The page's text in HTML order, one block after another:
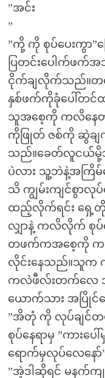
”အင်း
”
”ကို့ ကို စုပ်ပေးကွာ
ပြတင်းပေါက်ဖ
ငိုက်ချလိုက်သည်။တစ
နှစ်ဖက်ကိုခုံပေါ်တင်
သူအစေ့ကို ကလိနေတ
ကိုဖြုတ် ဇစ်ကို ဆွဲခ
သည်။ခေတ်လူငယ်မို့ဒ
ပဲလား သူ့ဘဲနဲ့အကြိမ်ပ
သိ ကျွမ်းကျင်စွာ
ထည့်လိုက်ရင်း ရှေ့
လျှာနဲ့ ကလိလိုက်
တဖက်ကအစေ့ကို
လိုင်းနေသည်။သူက
ကလဲဖီလ်းတက်လေ
ယောက်သား အပြို
”အိတုံ ကို လုပ်ချင်တ
စုပ်နေရာမှ ”ကား
ရောက်မှလုပ်လေနော်
”အဲ့ဒါဆိုရင် မနက်က